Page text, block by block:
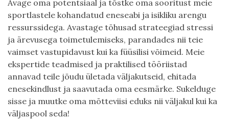
Avage oma potentsiaal ja tõstke oma sooritust meie
sportlastele kohandatud eneseabi ja isikliku arengu
ressurssidega. Avastage tõhusad strateegiad stressi
ja ärevusega toimetulemiseks, parandades nii teie
vaimset vastupidavust kui ka füüsilisi võimeid. Meie
ekspertide teadmised ja praktilised tööriistad
annavad teile jõudu ületada väljakutseid, ehitada
enesekindlust ja saavutada oma eesmärke. Sukelduge
sisse ja muutke oma mõtteviisi eduks nii väljakul kui ka
väljaspool seda!